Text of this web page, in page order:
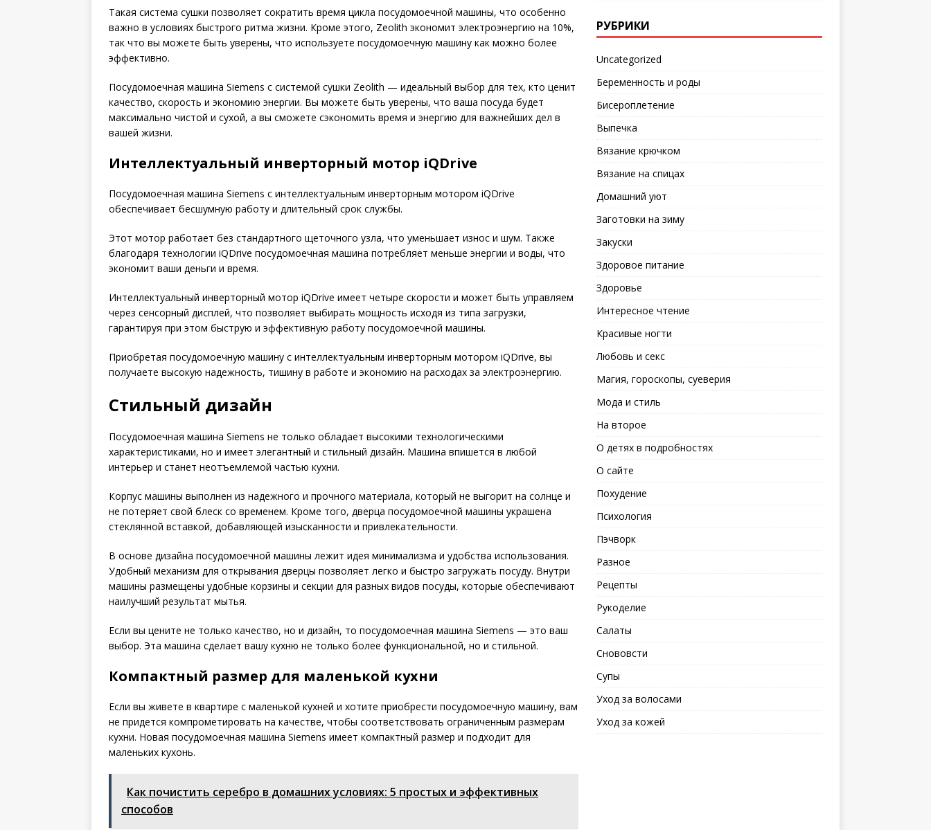
Такая система сушки позволяет сократить время цикла посудомоечной машины, что особенно
важно в условиях быстрого ритма жизни. Кроме этого, Zeolith экономит электроэнергию на 10%,
так что вы можете быть уверены, что используете посудомоечную машину как можно более
эффективно.
Посудомоечная машина Siemens с системой сушки Zeolith — идеальный выбор для тех, кто ценит
качество, скорость и экономию энергии. Вы можете быть уверены, что ваша посуда будет
максимально чистой и сухой, а вы сможете сэкономить время и энергию для важнейших дел в
вашей жизни.
Интеллектуальный инверторный мотор iQDrive
Посудомоечная машина Siemens с интеллектуальным инверторным мотором iQDrive
обеспечивает бесшумную работу и длительный срок службы.
Этот мотор работает без стандартного щеточного узла, что уменьшает износ и шум. Также
благодаря технологии iQDrive посудомоечная машина потребляет меньше энергии и воды, что
экономит ваши деньги и время.
Интеллектуальный инверторный мотор iQDrive имеет четыре скорости и может быть управляем
через сенсорный дисплей, что позволяет выбирать мощность исходя из типа загрузки,
гарантируя при этом быструю и эффективную работу посудомоечной машины.
Приобретая посудомоечную машину с интеллектуальным инверторным мотором iQDrive, вы
получаете высокую надежность, тишину в работе и экономию на расходах за электроэнергию.
Стильный дизайн
Посудомоечная машина Siemens не только обладает высокими технологическими
характеристиками, но и имеет элегантный и стильный дизайн. Машина впишется в любой
интерьер и станет неотъемлемой частью кухни.
Корпус машины выполнен из надежного и прочного материала, который не выгорит на солнце и
не потеряет свой блеск со временем. Кроме того, дверца посудомоечной машины украшена
стеклянной вставкой, добавляющей изысканности и привлекательности.
В основе дизайна посудомоечной машины лежит идея минимализма и удобства использования.
Удобный механизм для открывания дверцы позволяет легко и быстро загружать посуду. Внутри
машины размещены удобные корзины и секции для разных видов посуды, которые обеспечивают
наилучший результат мытья.
Если вы цените не только качество, но и дизайн, то посудомоечная машина Siemens — это ваш
выбор. Эта машина сделает вашу кухню не только более функциональной, но и стильной.
Компактный размер для маленькой кухни
Если вы живете в квартире с маленькой кухней и хотите приобрести посудомоечную машину, вам
не придется компрометировать на качестве, чтобы соответствовать ограниченным размерам
кухни. Новая посудомоечная машина Siemens имеет компактный размер и подходит для
маленьких кухонь.
Как почистить серебро в домашних условиях: 5 простых и эффективных
способов
РУБРИКИ
Uncategorized
Беременность и роды
Бисероплетение
Выпечка
Вязание крючком
Вязание на спицах
Домашний уют
Заготовки на зиму
Закуски
Здоровое питание
Здоровье
Интересное чтение
Красивые ногти
Любовь и секс
Магия, гороскопы, суеверия
Мода и стиль
На второе
О детях в подробностях
О сайте
Похудение
Психология
Пэчворк
Разное
Рецепты
Рукоделие
Салаты
Снововсти
Супы
Уход за волосами
Уход за кожей